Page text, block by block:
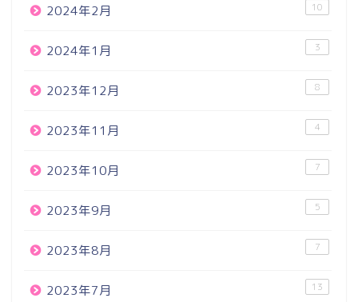
2024年2月 10
2024年1月 3
2023年12月 8
2023年11月 4
2023年10月 7
2023年9月 5
2023年8月 7
2023年7月 13